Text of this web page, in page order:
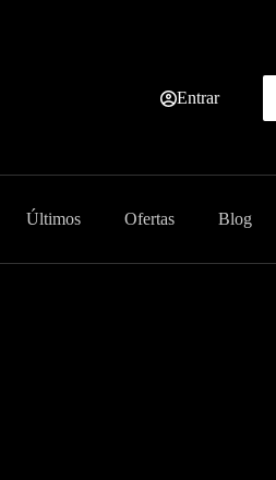
Entrar
Últimos Ofertas Blog